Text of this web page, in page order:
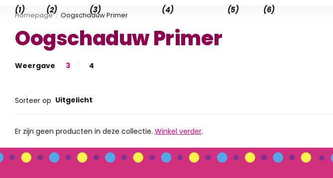
(1) (2) (3) (4) (5) (6)
Homepage Oogschaduw Primer
Oogschaduw Primer
Weergave 3
4
Sorteer op Uitgelicht
Er zijn geen producten in deze collectie. Winkel verder.